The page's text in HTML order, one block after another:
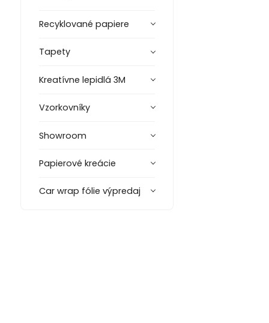
Recyklované papiere
Tapety
Kreatívne lepidlá 3M
Vzorkovníky
Showroom
Papierové kreácie
Car wrap fólie výpredaj